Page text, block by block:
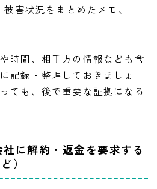
被害状況をまとめたメモ、
時間、相手方の情報なども含
記録・整理しておきましょ
ても、後で重要な証拠になる
に解約・返金を要求する
）